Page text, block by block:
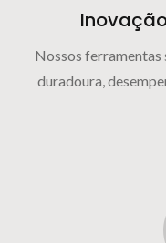
Nossos
duradoura,